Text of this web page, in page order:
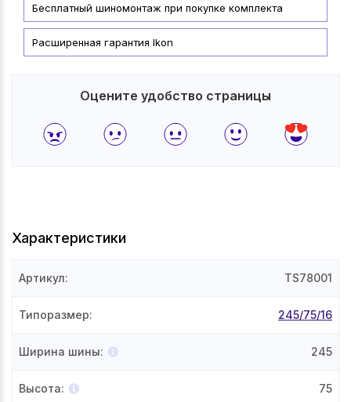
Бесплатный шиномонтаж при покупке комплекта
Расширенная гарантия Ikon
Оцените удобство страницы
Характеристики
Артикул: TS78001
Типоразмер: 245/75/16
Ширина шины: 245
Высота: 75